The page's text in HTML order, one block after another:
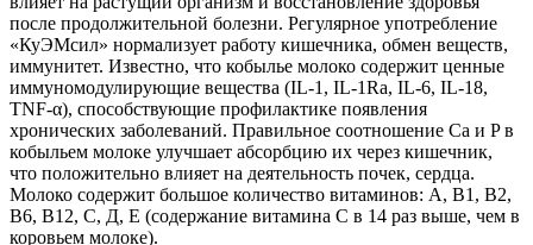
после продолжительной болезни. Регулярное употребление
«КуЭМсил» нормализует работу кишечника, обмен веществ,
иммунитет. Известно, что кобылье молоко содержит ценные
иммуномодулирующие вещества (IL-1, IL-1Ra, IL-6, IL-18,
TNF-α), способствующие профилактике появления
хронических заболеваний. Правильное соотношение Ca и P в
кобыльем молоке улучшает абсорбцию их через кишечник,
что положительно влияет на деятельность почек, сердца.
Молоко содержит большое количество витаминов: А, В1, В2,
В6, В12, С, Д, Е (содержание витамина С в 14 раз выше, чем в
коровьем молоке).